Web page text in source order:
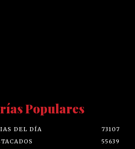
Populares
DEL DÍA
73107
55639